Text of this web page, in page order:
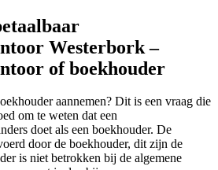
Westerbork –
of boekhouder
aannemen? Dit is een vraag die
om te weten dat een
doet als een boekhouder. De
door de boekhouder, dit zijn de
is niet betrokken bij de algemene